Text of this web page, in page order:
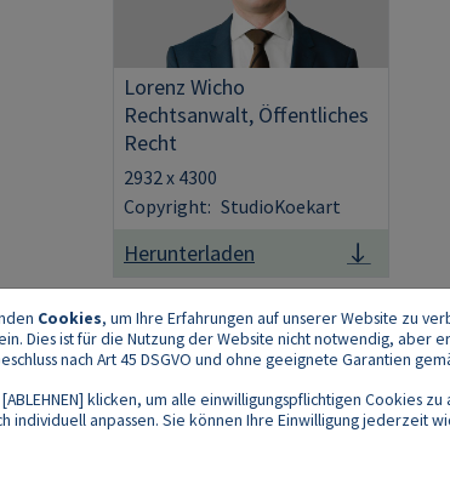
Lorenz Wicho
Rechtsanwalt, Öffentliches
Recht
2932 x 4300
Copyright: StudioKoekart
Herunterladen
Cookies, um Ihre Erfahrungen auf unserer Website zu
Dies ist für die Nutzung der Website nicht notwendig,
nach Art 45 DSGVO und ohne geeignete Garantien
[ABLEHNEN] klicken, um alle einwilligungspflichtigen
individuell anpassen. Sie können Ihre Einwilligung